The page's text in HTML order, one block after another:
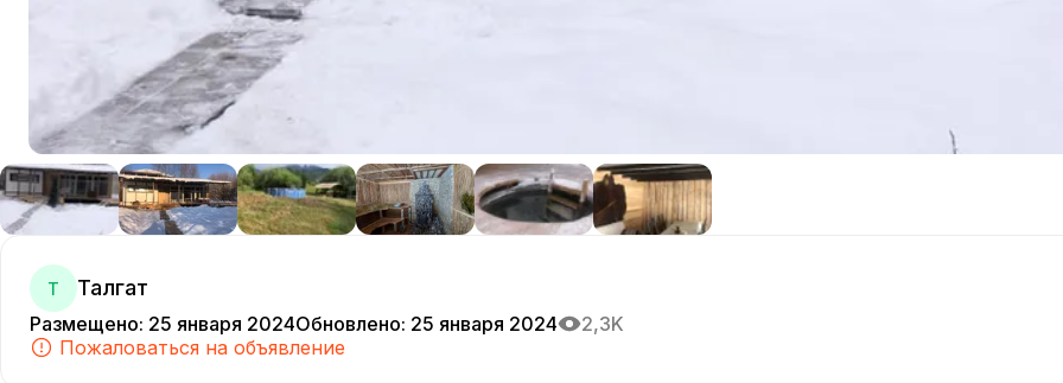
Т Талгат
Размещено: 25 января 2024Обновлено: 25 января 2024
2,3K
Пожаловаться на объявление